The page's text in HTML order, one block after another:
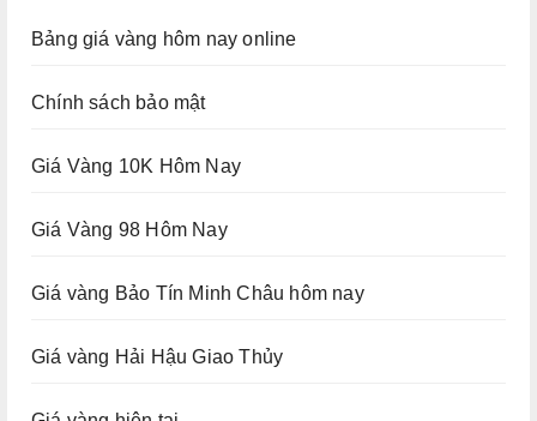
Bảng giá vàng hôm nay online
Chính sách bảo mật
Giá Vàng 10K Hôm Nay
Giá Vàng 98 Hôm Nay
Giá vàng Bảo Tín Minh Châu hôm nay
Giá vàng Hải Hậu Giao Thủy